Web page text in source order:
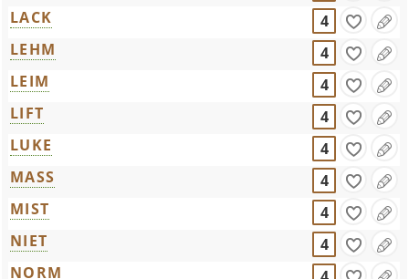
LACK
4
LEHM
4
LEIM
4
LIFT
4
LUKE
4
MASS
4
MIST
4
NIET
4
NORM